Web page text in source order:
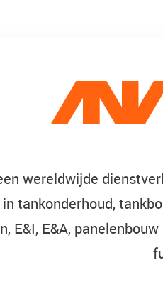
wereldwijde
tankonderhoud,
E&I, E&A,